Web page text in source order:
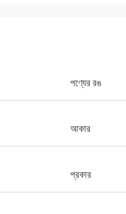
পণ্যের রঙ
আকার
প্রকার